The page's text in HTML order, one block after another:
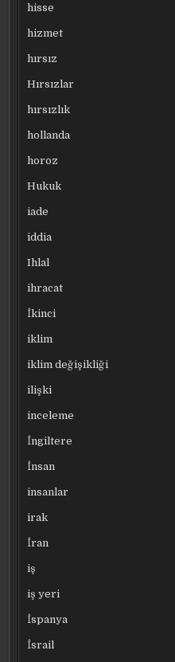
hisse
hizmet
hırsız
Hırsızlar
hırsızlık
hollanda
horoz
Hukuk
iade
iddia
Ihlal
ihracat
İkinci
iklim
iklim değişikliği
ilişki
inceleme
İngiltere
İnsan
insanlar
irak
İran
iş
iş yeri
İspanya
İsrail